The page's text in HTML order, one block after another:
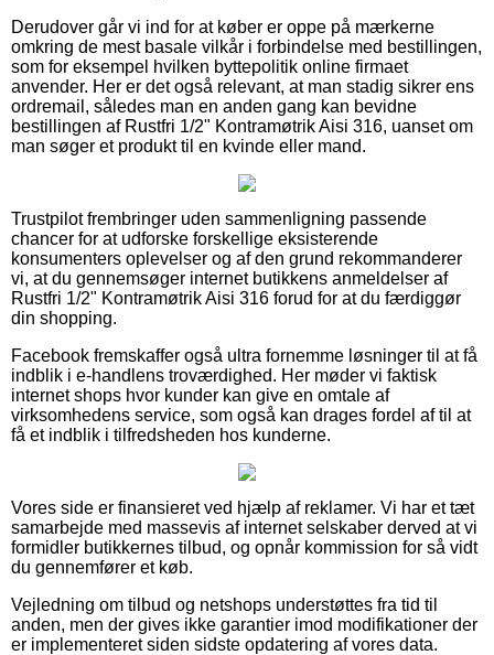
Derudover går vi ind for at køber er oppe på mærkerne
omkring de mest basale vilkår i forbindelse med bestillingen,
som for eksempel hvilken byttepolitik online firmaet
anvender. Her er det også relevant, at man stadig sikrer ens
ordremail, således man en anden gang kan bevidne
bestillingen af Rustfri 1/2" Kontramøtrik Aisi 316, uanset om
man søger et produkt til en kvinde eller mand.
Trustpilot frembringer uden sammenligning passende
chancer for at udforske forskellige eksisterende
konsumenters oplevelser og af den grund rekommanderer
vi, at du gennemsøger internet butikkens anmeldelser af
Rustfri 1/2" Kontramøtrik Aisi 316 forud for at du færdiggør
din shopping.
Facebook fremskaffer også ultra fornemme løsninger til at få
indblik i e-handlens troværdighed. Her møder vi faktisk
internet shops hvor kunder kan give en omtale af
virksomhedens service, som også kan drages fordel af til at
få et indblik i tilfredsheden hos kunderne.
Vores side er finansieret ved hjælp af reklamer. Vi har et tæt
samarbejde med massevis af internet selskaber derved at vi
formidler butikkernes tilbud, og opnår kommission for så vidt
du gennemfører et køb.
Vejledning om tilbud og netshops understøttes fra tid til
anden, men der gives ikke garantier imod modifikationer der
er implementeret siden sidste opdatering af vores data.